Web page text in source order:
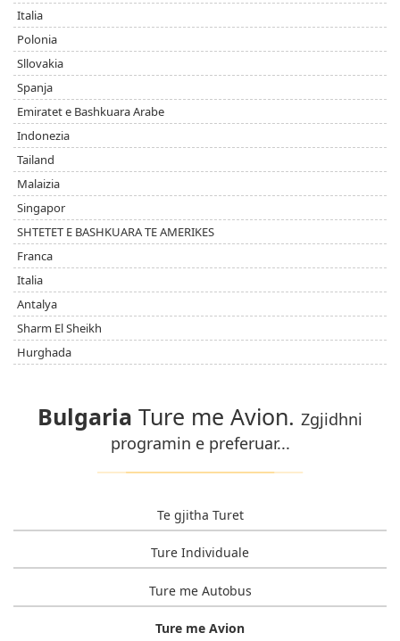
Italia
Polonia
Sllovakia
Spanja
Emiratet e Bashkuara Arabe
Indonezia
Tailand
Malaizia
Singapor
SHTETET E BASHKUARA TE AMERIKES
Franca
Italia
Antalya
Sharm El Sheikh
Hurghada
Bulgaria Ture me Avion. Zgjidhni
programin e preferuar...
Te gjitha Turet
Ture Individuale
Ture me Autobus
Ture me Avion